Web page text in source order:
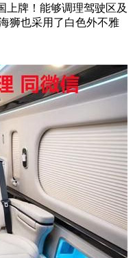
上牌！能够调理驾驶区及
狮也采用了白色外不雅